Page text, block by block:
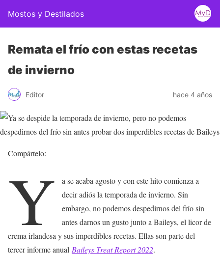
Mostos y Destilados
Remata el frío con estas recetas
de invierno
Editor hace 4 años
Compártelo:
Y
a se acaba agosto y con este hito comienza a
decir adiós la temporada de invierno. Sin
embargo, no podemos despedirnos del frío sin
antes darnos un gusto junto a Baileys, el licor de
crema irlandesa y sus imperdibles recetas. Ellas son parte del
tercer informe anual Baileys Treat Report 2022.